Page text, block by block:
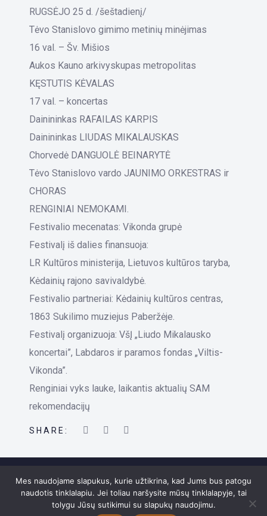
RUGSĖJO 25 d. /šeštadienį/
Tėvo Stanislovo gimimo metinių minėjimas
16 val. – Šv. Mišios
Aukos Kauno arkivyskupas metropolitas
KĘSTUTIS KĖVALAS
17 val. – koncertas
Dainininkas RAFAILAS KARPIS
Dainininkas LIUDAS MIKALAUSKAS
Chorvedė DANGUOLĖ BEINARYTĖ
Tėvo Stanislovo vardo JAUNIMO ORKESTRAS ir
CHORAS
RENGINIAI NEMOKAMI.
Festivalio mecenatas: Vikonda grupė
Festivalį iš dalies finansuoja:
LR Kultūros ministerija, Lietuvos kultūros taryba,
Kėdainių rajono savivaldybė.
Festivalio partneriai: Kėdainių kultūros centras,
1863 Sukilimo muziejus Paberžėje.
Festivalį organizuoja: VšĮ „Liudo Mikalausko
koncertai”, Labdaros ir paramos fondas „Viltis-
Vikonda”.
Renginiai vyks lauke, laikantis aktualių SAM
rekomendacijų
SHARE:
Mes naudojame slapukus, kurie užtikrina, kad Jums bus patogu
naudotis tinklalapiu. Jei toliau naršysite mūsų tinklalapyje, tai
tolygu Jūsų sutikimui su slapukų naudojimu.